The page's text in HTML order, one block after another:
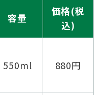
容量
価格(税
込)
550ml 880円